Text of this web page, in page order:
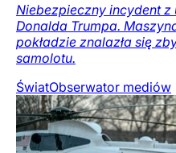
Niebezpieczny incydent z
Donalda Trumpa.
pokładzie znalazła się
samolotu.
ŚwiatObserwator mediów